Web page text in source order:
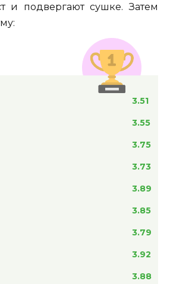
и подвергают сушке. Затем
3.51
3.55
3.75
3.73
3.89
3.85
3.79
3.92
3.88